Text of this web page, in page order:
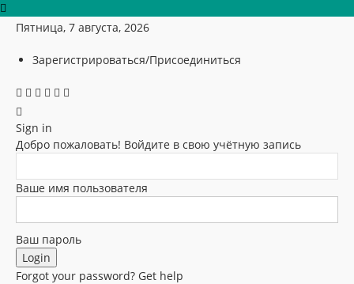
Пятница, 7 августа, 2026
Зарегистрироваться/Присоединиться
Sign in
Добро пожаловать! Войдите в свою учётную запись
Ваше имя пользователя
Ваш пароль
Forgot your password? Get help